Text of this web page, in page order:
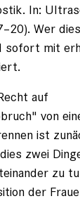
In:
Wer
sofort mit
auf
von
ist
zwei
zu
der